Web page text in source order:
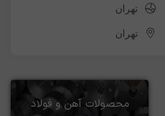
تهران
تهران
محصولات آهن و فولاد